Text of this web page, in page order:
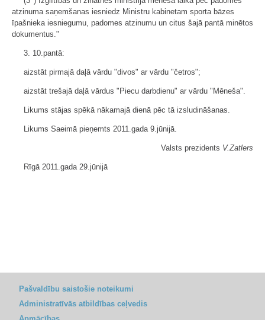
atzinuma saņemšanas iesniedz Ministru kabinetam sporta bāzes
īpašnieka iesniegumu, padomes atzinumu un citus šajā pantā minētos
dokumentus."
3. 10.pantā:
aizstāt pirmajā daļā vārdu "divos" ar vārdu "četros";
aizstāt trešajā daļā vārdus "Piecu darbdienu" ar vārdu "Mēneša".
Likums stājas spēkā nākamajā dienā pēc tā izsludināšanas.
Likums Saeimā pieņemts 2011.gada 9.jūnijā.
Valsts prezidents V.Zatlers
Rīgā 2011.gada 29.jūnijā
Pašvaldību saistošie noteikumi
Administratīvās atbildības ceļvedis